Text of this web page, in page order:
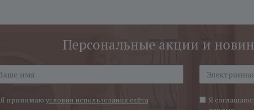
Персональные акции и
Я принимаю условия использования сайта Я